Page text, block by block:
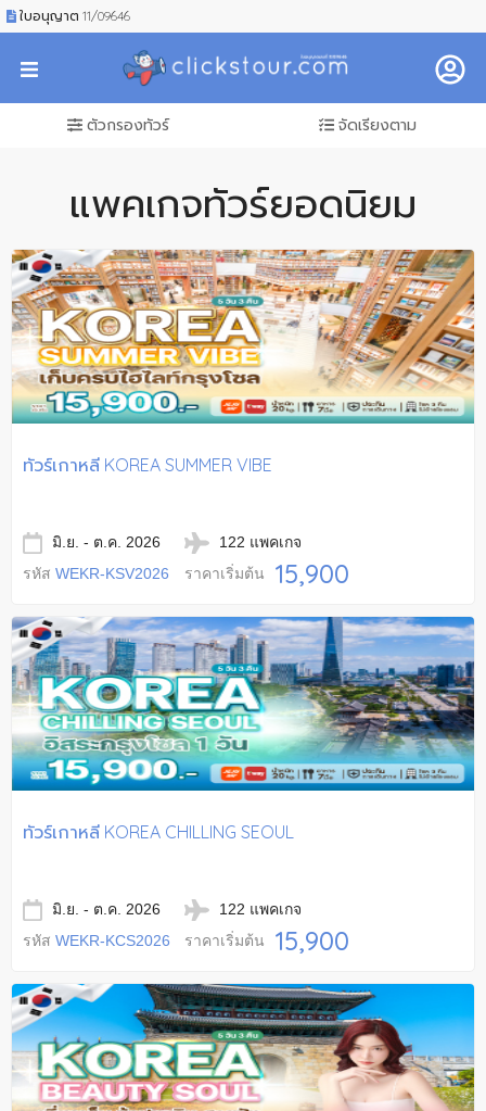
ใบอนุญาต 11/09646
ตัวกรองทัวร์ จัดเรียงตาม
แพคเกจทัวร์ยอดนิยม
ทัวร์เกาหลี KOREA SUMMER VIBE
มิ.ย. - ต.ค. 2026
122 แพคเกจ
รหัส WEKR-KSV2026 ราคาเริ่มต้น 15,900
ทัวร์เกาหลี KOREA CHILLING SEOUL
มิ.ย. - ต.ค. 2026
122 แพคเกจ
รหัส WEKR-KCS2026 ราคาเริ่มต้น 15,900